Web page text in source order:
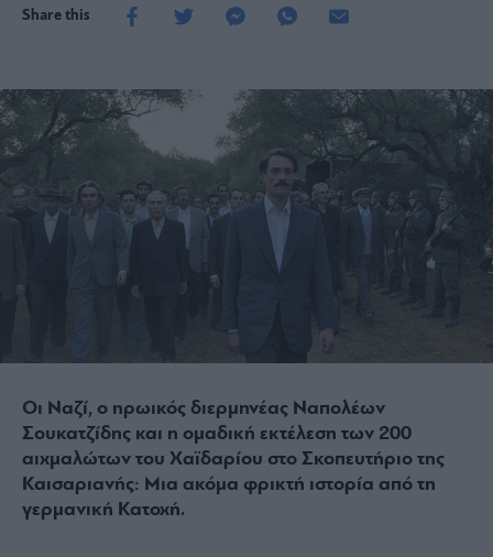
Share this
Οι Ναζί, ο ηρωικός διερμηνέας Ναπολέων
Σουκατζίδης και η ομαδική εκτέλεση των 200
αιχμαλώτων του Χαϊδαρίου στο Σκοπευτήριο της
Καισαριανής: Μια ακόμα φρικτή ιστορία από τη
γερμανική Κατοχή.